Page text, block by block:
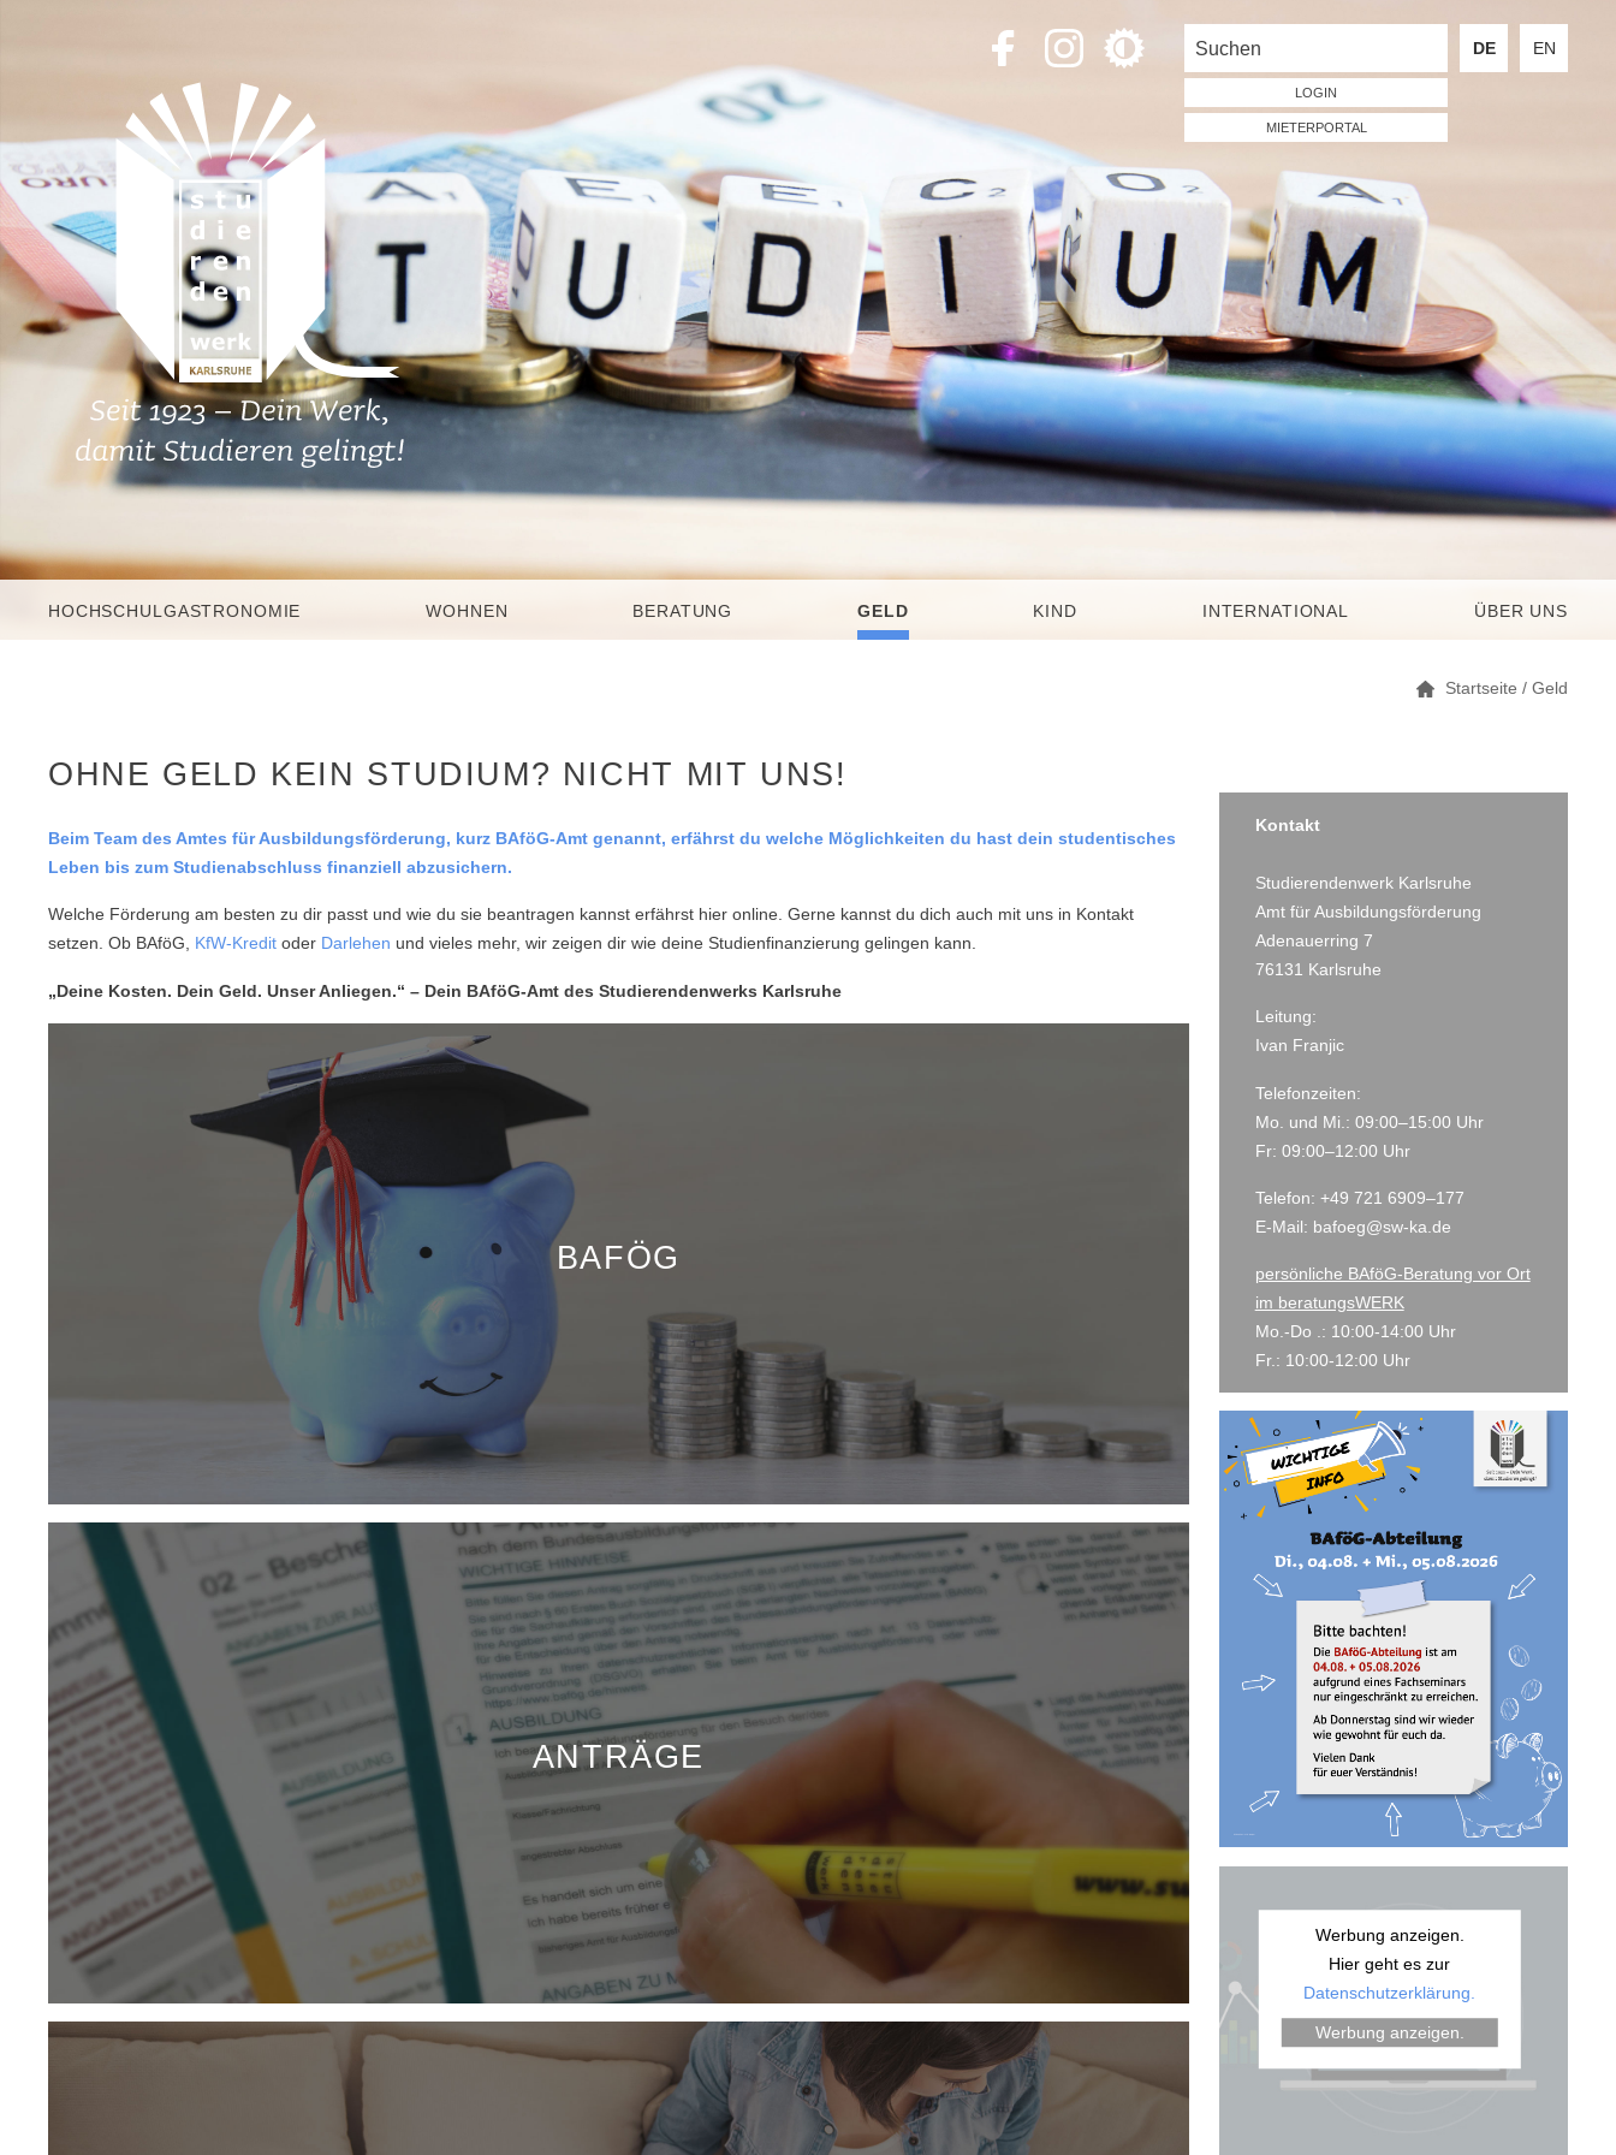
LOGIN
MIETERPORTAL
DE EN
HOCHSCHULGASTRONOMIE WOHNEN BERATUNG GELD KIND INTERNATIONAL ÜBER UNS
Startseite / Geld
OHNE GELD KEIN STUDIUM? NICHT MIT UNS!
Beim Team des Amtes für Ausbildungsförderung, kurz BAföG-Amt genannt, erfährst du welche Möglichkeiten du hast dein studentisches
Leben bis zum Studienabschluss finanziell abzusichern.
Welche Förderung am besten zu dir passt und wie du sie beantragen kannst erfährst hier online. Gerne kannst du dich auch mit uns in Kontakt
setzen. Ob BAföG, KfW-Kredit oder Darlehen und vieles mehr, wir zeigen dir wie deine Studienfinanzierung gelingen kann.
„Deine Kosten. Dein Geld. Unser Anliegen.“ – Dein BAföG-Amt des Studierendenwerks Karlsruhe
BAFÖG
ANTRÄGE
Kontakt
Studierendenwerk Karlsruhe
Amt für Ausbildungsförderung
Adenauerring 7
76131 Karlsruhe
Leitung:
Ivan Franjic
Telefonzeiten:
Mo. und Mi.: 09:00–15:00 Uhr
Fr: 09:00–12:00 Uhr
Telefon: +49 721 6909–177
E-Mail: bafoeg@sw-ka.de
persönliche BAföG-Beratung vor Ort
im beratungsWERK
Mo.-Do .: 10:00-14:00 Uhr
Fr.: 10:00-12:00 Uhr
Werbung anzeigen.
Hier geht es zur
Datenschutzerklärung.
Werbung anzeigen.